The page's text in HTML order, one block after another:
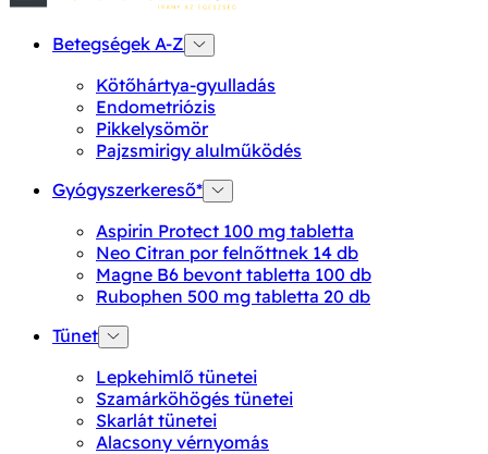
Betegségek A-Z
Kötőhártya-gyulladás
Endometriózis
Pikkelysömör
Pajzsmirigy alulműködés
Gyógyszerkereső*
Aspirin Protect 100 mg tabletta
Neo Citran por felnőttnek 14 db
Magne B6 bevont tabletta 100 db
Rubophen 500 mg tabletta 20 db
Tünet
Lepkehimlő tünetei
Szamárköhögés tünetei
Skarlát tünetei
Alacsony vérnyomás